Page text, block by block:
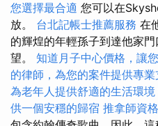
您選擇最合適 您可以在
放。 台北記帳士推薦服務 在
的輝煌的年輕孫子到達他家
望。 知道月子中心價格，讓
的律師，為您的案件提供專業
為老年人提供舒適的生活環境
供一個安穩的歸宿 推拿師資